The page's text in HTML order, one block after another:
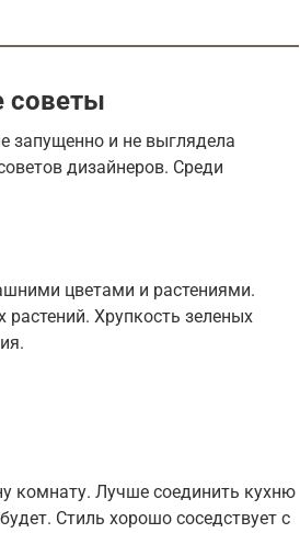
советы
запущенно и не выглядела
дизайнеров. Среди
цветами и растениями.
растений. Хрупкость зеленых
комнату. Лучше соединить кухню
Стиль хорошо соседствует с